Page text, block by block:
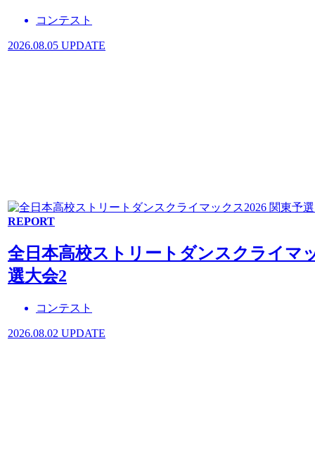
コンテスト
2026.08.05 UPDATE
REPORT
全日本高校ストリートダンスクライマ
選大会2
コンテスト
2026.08.02 UPDATE